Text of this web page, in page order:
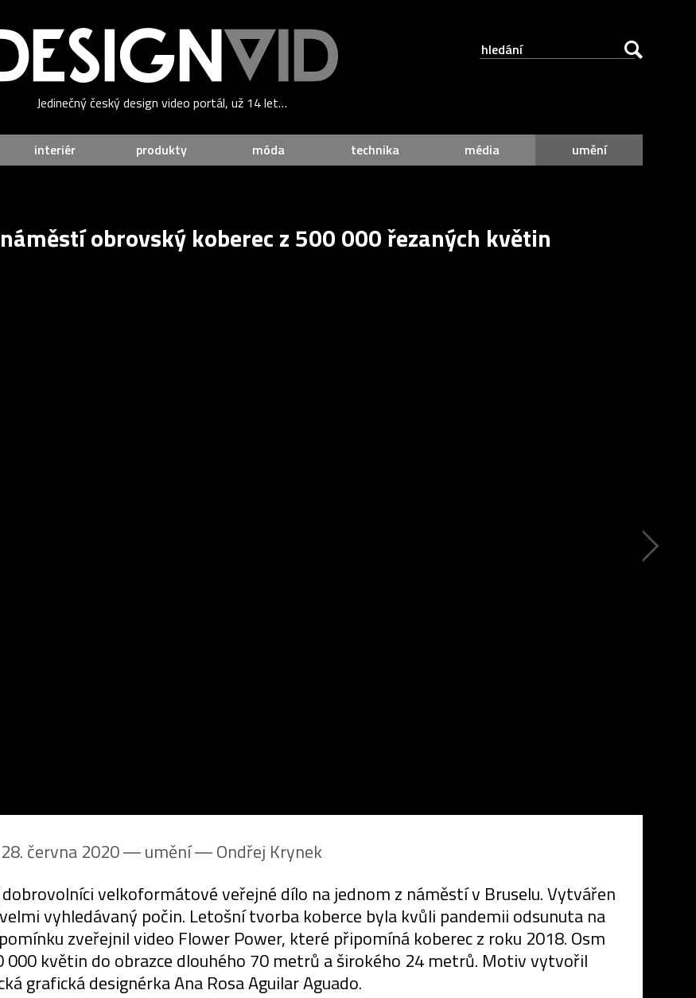
Jedinečný český design video portál, už 14 let…
interiér produkty móda technika média umění
obrovský koberec z 500 000 řezaných květin
28. června 2020 ― umění ―Ondřej Krynek
velkoformátové veřejné dílo na jednom z náměstí v Bruselu. Vytvářen
vyhledávaný počin. Letošní tvorba koberce byla kvůli pandemii odsunuta na
zveřejnil video Flower Power, které připomíná koberec z roku 2018. Osm
000 květin do obrazce dlouhého 70 metrů a širokého 24 metrů. Motiv vytvořil
grafická designérka Ana Rosa Aguilar Aguado.